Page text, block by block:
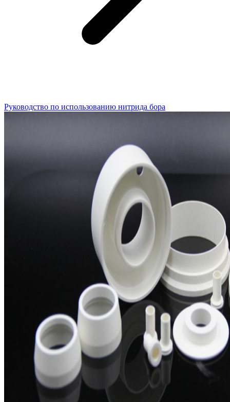
Руководство по использованию нитрида бора